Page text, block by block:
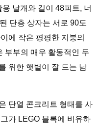
날개와 길이 48피트, 너
단층 상자는 서로 90도
에 작은 평평한 지붕의
부부의 매우 활동적인 두
위한 햇볕이 잘 드는 남
단열 콘크리트 형태를 사
가 LEGO 블록에 비유하